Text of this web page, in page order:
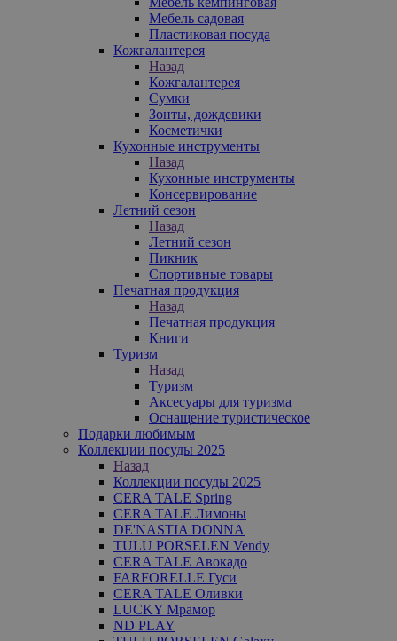
Мебель садовая
Пластиковая посуда
Кожгалантерея
Назад
Кожгалантерея
Сумки
Зонты, дождевики
Косметички
Кухонные инструменты
Назад
Кухонные инструменты
Консервирование
Летний сезон
Назад
Летний сезон
Пикник
Спортивные товары
Печатная продукция
Назад
Печатная продукция
Книги
Туризм
Назад
Туризм
Аксесуары для туризма
Оснащение туристическое
Подарки любимым
Коллекции посуды 2025
Назад
Коллекции посуды 2025
CERA TALE Spring
CERA TALE Лимоны
DE'NASTIA DONNA
TULU PORSELEN Vendy
CERA TALE Авокадо
FARFORELLE Гуси
CERA TALE Оливки
LUCKY Мрамор
ND PLAY